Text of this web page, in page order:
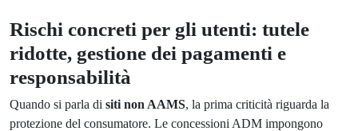
Rischi concreti per gli utenti: tutele
ridotte, gestione dei pagamenti e
responsabilità
Quando si parla di siti non AAMS, la prima criticità riguarda la
protezione del consumatore. Le concessioni ADM impongono